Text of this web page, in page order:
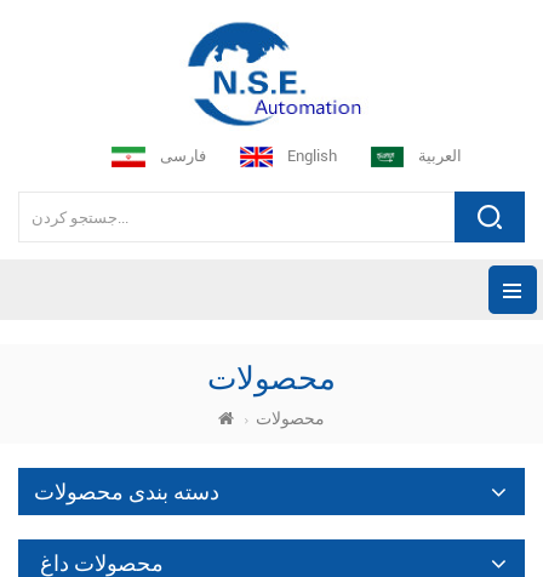
فارسی English العربية
محصولات
محصولات
دسته بندی محصولات
محصولات داغ